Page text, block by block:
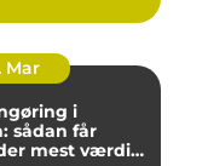
Mar
i
sådan får
mest værdi